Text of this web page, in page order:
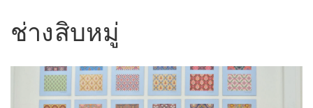
ช่างสิบหมู่